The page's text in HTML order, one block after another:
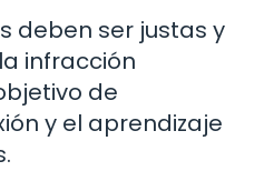
deben ser justas y
infracción
de
y el aprendizaje